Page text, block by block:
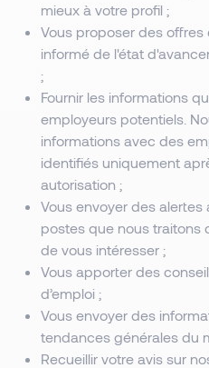
mieux à votre profil ;
Vous proposer des offres
informé de l'état
;
Fournir les informations
employeurs potentiels.
informations avec des
identifiés uniquement
autorisation ;
Vous envoyer des
postes que nous traitons
de vous intéresser ;
Vous apporter des
d’emploi ;
Vous envoyer des
tendances générales du
Recueillir votre avis sur